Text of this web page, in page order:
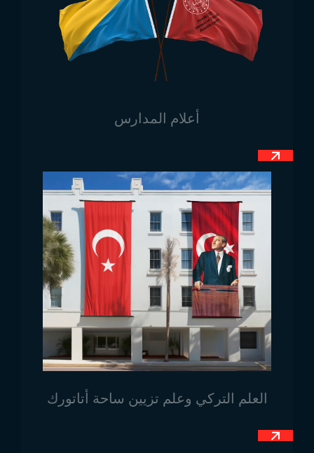
لون معنى واحد فقط. يجدر بالذكر أن المثلث الموجود على
الجانب الأيسر من العلم بالقرب من السارية لونه أخضر. هذا
اللون الأخضر يرمز إلى الإسلام وكذلك إلى حكم الفاطميين.
كما يُقال إنه يمثل رفاهية الدولة.
الاشتراكية والثورة. كما يرمز إلى الدماء التي سُفكت في
النضال من أجل الدولة. وبالنسبة للخط الأبيض في وسط
العلم، فهو يرمز إلى النور والسلام والتفاؤل. كما يمثل العلم
الأبيض الذي استخدم في الثورة عام 1924. أما اللون الأسود
في الخط السفلي، فهو يُستخدم لأنه يعني “أسود” في اللغة
أبعاد علم جنوب السودان
يمكن للمؤسسات أو الأفراد الذين يحتاجون إلى علم جنوب
السودان اختيار نماذج مختلفة من الأعلام حسب احتياجاتهم.
ومن بين الأعلام التي نقدمها وفقًا لمجالات الاستخدام، أعلام
المكاتب، أعلام السارية، الأعلام الصغيرة، وأعلام الطاولات
مجالات استخدام علم جنوب
السودان
يُعتبر العلم من أهم الرموز التي تمثل أي دولة. الأعلام لها
أعلام المدارس
العلم التركي وعلم تزيين ساحة أتاتورك